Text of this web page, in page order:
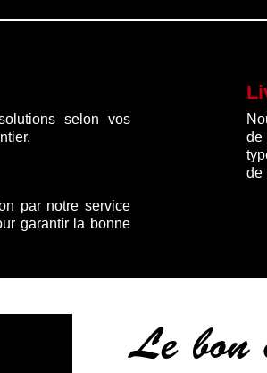
selon vos
par notre service
garantir la bonne
de
de
Le bon